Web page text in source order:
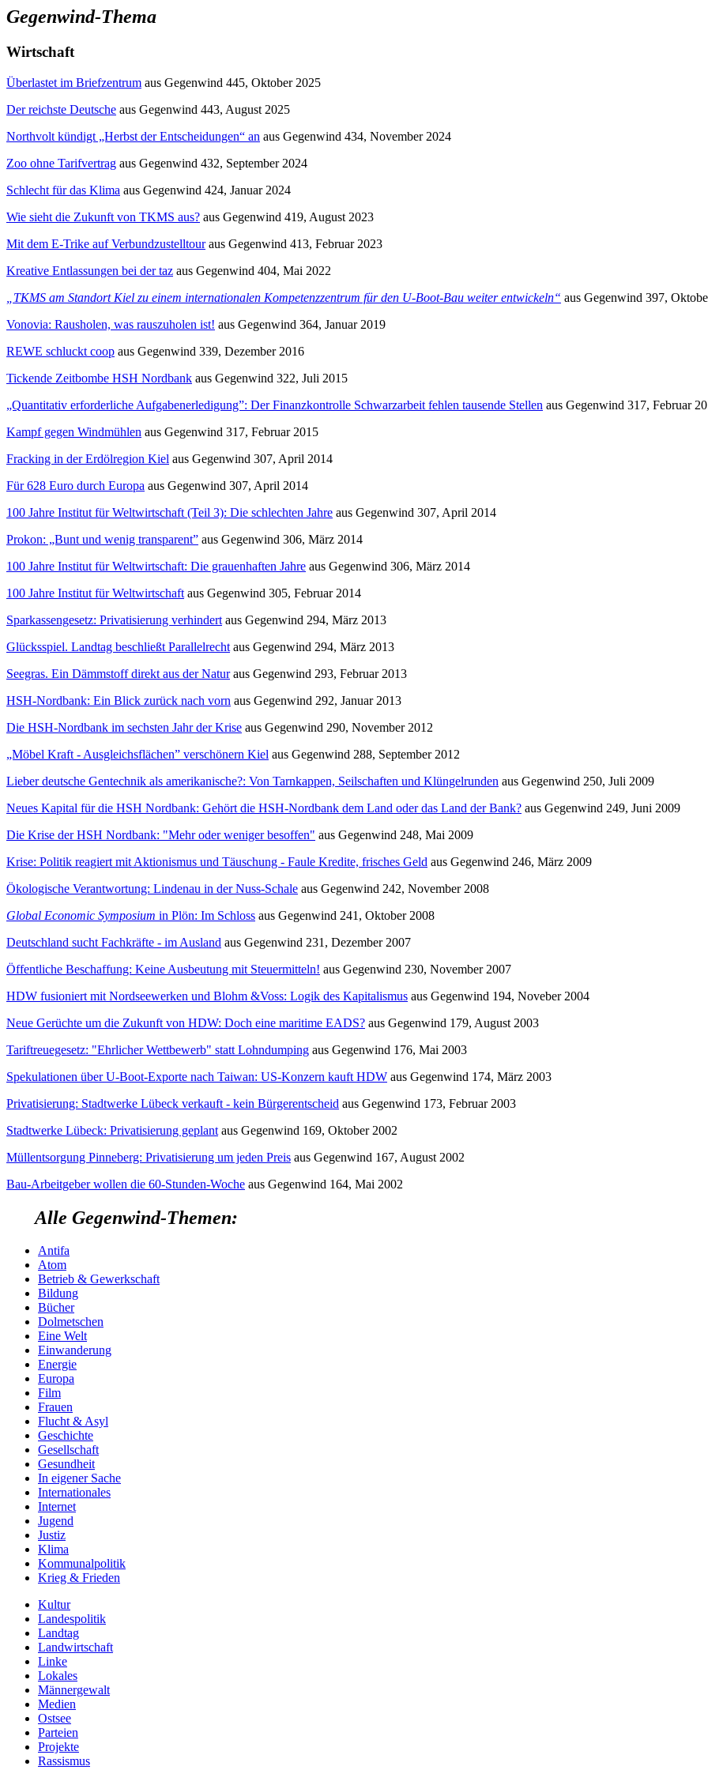
Gegenwind-Thema
Wirtschaft
Überlastet im Briefzentrum aus Gegenwind 445, Oktober 2025
Der reichste Deutsche aus Gegenwind 443, August 2025
Northvolt kündigt „Herbst der Entscheidungen“ an aus Gegenwind 434, November 2024
Zoo ohne Tarifvertrag aus Gegenwind 432, September 2024
Schlecht für das Klima aus Gegenwind 424, Januar 2024
Wie sieht die Zukunft von TKMS aus? aus Gegenwind 419, August 2023
Mit dem E-Trike auf Verbundzustelltouraus Gegenwind 413, Februar 2023
Kreative Entlassungen bei der taz aus Gegenwind 404, Mai 2022
„TKMS am Standort Kiel zu einem internationalen Kompetenzzentrum für den U-Boot-Bau weiter entwickeln“ aus Gegenwind 397,
Vonovia: Rausholen, was rauszuholen ist! aus Gegenwind 364, Januar 2019
REWE schluckt coop aus Gegenwind 339, Dezember 2016
Tickende Zeitbombe HSH Nordbank aus Gegenwind 322, Juli 2015
„Quantitativ erforderliche Aufgabenerledigung”: Der Finanzkontrolle Schwarzarbeit fehlen tausende Stellen aus Gegenwind 317, Februar
Kampf gegen Windmühlen aus Gegenwind 317, Februar 2015
Fracking in der Erdölregion Kiel aus Gegenwind 307, April 2014
Für 628 Euro durch Europa aus Gegenwind 307, April 2014
100 Jahre Institut für Weltwirtschaft (Teil 3): Die schlechten Jahre aus Gegenwind 307, April 2014
Prokon: „Bunt und wenig transparent” aus Gegenwind 306, März 2014
100 Jahre Institut für Weltwirtschaft: Die grauenhaften Jahre aus Gegenwind 306, März 2014
100 Jahre Institut für Weltwirtschaft aus Gegenwind 305, Februar 2014
Sparkassengesetz: Privatisierung verhindert aus Gegenwind 294, März 2013
Glücksspiel. Landtag beschließt Parallelrecht aus Gegenwind 294, März 2013
Seegras. Ein Dämmstoff direkt aus der Naturaus Gegenwind 293, Februar 2013
HSH-Nordbank: Ein Blick zurück nach vorn aus Gegenwind 292, Januar 2013
Die HSH-Nordbank im sechsten Jahr der Krise aus Gegenwind 290, November 2012
„Möbel Kraft - Ausgleichsflächen” verschönern Kiel aus Gegenwind 288, September 2012
Lieber deutsche Gentechnik als amerikanische?: Von Tarnkappen, Seilschaften und Klüngelrunden aus Gegenwind 250, Juli 2009
Neues Kapital für die HSH Nordbank: Gehört die HSH-Nordbank dem Land oder das Land der Bank? aus Gegenwind 249, Juni 2009
Die Krise der HSH Nordbank: "Mehr oder weniger besoffen" aus Gegenwind 248, Mai 2009
Krise: Politik reagiert mit Aktionismus und Täuschung - Faule Kredite, frisches Geld aus Gegenwind 246, März 2009
Ökologische Verantwortung: Lindenau in der Nuss-Schale aus Gegenwind 242, November 2008
Global Economic Symposium in Plön: Im Schloss aus Gegenwind 241, Oktober 2008
Deutschland sucht Fachkräfte - im Ausland aus Gegenwind 231, Dezember 2007
Öffentliche Beschaffung: Keine Ausbeutung mit Steuermitteln! aus Gegenwind 230, November 2007
HDW fusioniert mit Nordseewerken und Blohm &Voss: Logik des Kapitalismus aus Gegenwind 194, Noveber 2004
Neue Gerüchte um die Zukunft von HDW: Doch eine maritime EADS? aus Gegenwind 179, August 2003
Tariftreuegesetz: "Ehrlicher Wettbewerb" statt Lohndumping aus Gegenwind 176, Mai 2003
Spekulationen über U-Boot-Exporte nach Taiwan: US-Konzern kauft HDW aus Gegenwind 174, März 2003
Privatisierung: Stadtwerke Lübeck verkauft - kein Bürgerentscheid aus Gegenwind 173, Februar 2003
Stadtwerke Lübeck: Privatisierung geplant aus Gegenwind 169, Oktober 2002
Müllentsorgung Pinneberg: Privatisierung um jeden Preis aus Gegenwind 167, August 2002
Bau-Arbeitgeber wollen die 60-Stunden-Woche aus Gegenwind 164, Mai 2002
Alle Gegenwind-Themen:
Antifa
Atom
Betrieb & Gewerkschaft
Bildung
Bücher
Dolmetschen
Eine Welt
Einwanderung
Energie
Europa
Film
Frauen
Flucht & Asyl
Geschichte
Gesellschaft
Gesundheit
In eigener Sache
Internationales
Internet
Jugend
Justiz
Klima
Kommunalpolitik
Krieg & Frieden
Kultur
Landespolitik
Landtag
Landwirtschaft
Linke
Lokales
Männergewalt
Medien
Ostsee
Parteien
Projekte
Rassismus